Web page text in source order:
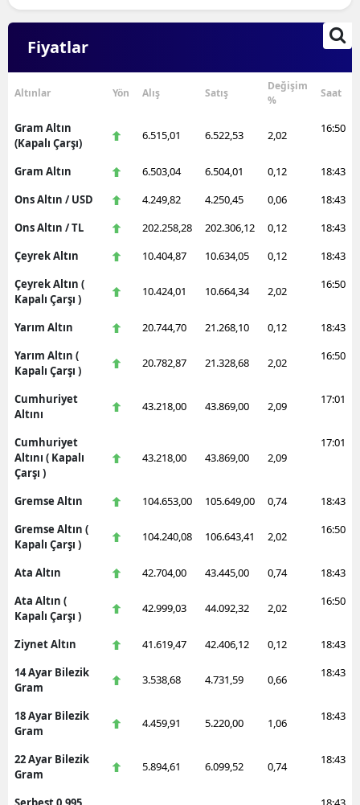
Fiyatlar
Altınlar Yön Alış Satış
Değişim
%
Saat
Gram Altın
(Kapalı Çarşı)
6.515,01 6.522,53 2,02 16:50
Gram Altın 6.503,04 6.504,01 0,12
18:43
Ons Altın / USD
4.249,82 4.250,45 0,06
18:43
Ons Altın / TL
202.258,28 202.306,12 0,12
18:43
Çeyrek Altın
10.404,87 10.634,05 0,12
18:43
Çeyrek Altın (
Kapalı Çarşı )
10.424,01 10.664,34 2,02 16:50
Yarım Altın 20.744,70 21.268,10 0,12
18:43
Yarım Altın (
Kapalı Çarşı )
20.782,87 21.328,68 2,02 16:50
Cumhuriyet
Altını
43.218,00 43.869,00 2,09 17:01
Cumhuriyet
Altını ( Kapalı
Çarşı )
43.218,00 43.869,00 2,09
17:01
Gremse Altın 104.653,00 105.649,00 0,74
18:43
Gremse Altın (
Kapalı Çarşı )
104.240,08 106.643,41 2,02 16:50
Ata Altın 42.704,00 43.445,00 0,74
18:43
Ata Altın (
Kapalı Çarşı )
42.999,03 44.092,32 2,02 16:50
Ziynet Altın 41.619,47 42.406,12 0,12
18:43
14 Ayar Bilezik
Gram
3.538,68 4.731,59 0,66 18:43
18 Ayar Bilezik
Gram
4.459,91 5.220,00 1,06 18:43
22 Ayar Bilezik
Gram
5.894,61 6.099,52 0,74 18:43